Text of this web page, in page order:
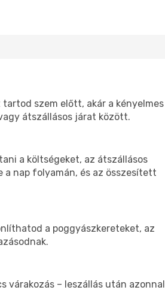
szem előtt, akár a kényelmes
átszállásos járat között.
a költségeket, az átszállásos
a nap folyamán, és az összesített
a poggyászkereteket, az
várakozás – leszállás után azonnal